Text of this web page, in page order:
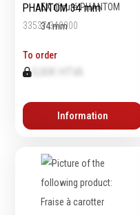
PHANTOM 34 mm
33537.340000
To order
0,00€ HTVA
Information